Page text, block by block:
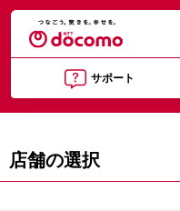
サポート
店舗の選択